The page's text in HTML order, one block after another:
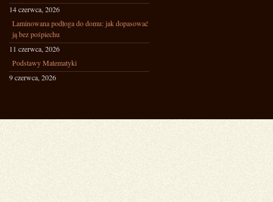
14 czerwca, 2026
Laminowana podłoga do domu: jak dopasować
ją bez pośpiechu
11 czerwca, 2026
Podstawy Matematyki
9 czerwca, 2026